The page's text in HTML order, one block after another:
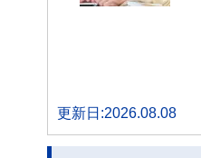
更新日:2026.08.08